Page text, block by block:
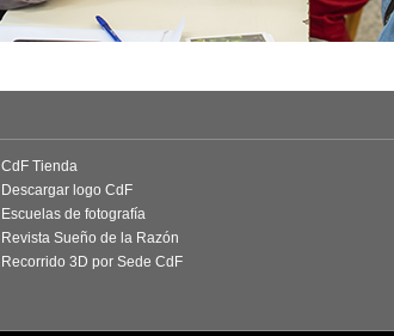
CdF Tienda
Descargar logo CdF
Escuelas de fotografía
Revista Sueño de la Razón
Recorrido 3D por Sede CdF